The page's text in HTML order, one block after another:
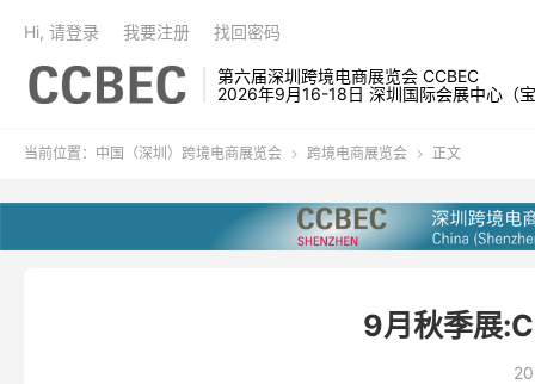
第六届深圳跨境电商展览会 CCBEC
2026年9月16-18日 深圳国际会展中心（
Hi, 请登录 我要注册 找回密码
当前位置： 中国（深圳）跨境电商展览会  跨境电商展览会  正文
9月秋季展